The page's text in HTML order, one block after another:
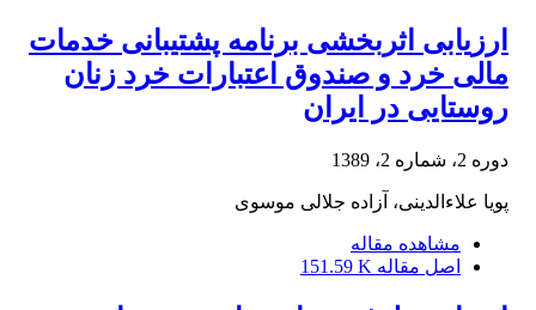
ارزیابی اثربخشی برنامه پشتیبانی خدمات
مالی خرد و صندوق اعتبارات خرد زنان
روستایی در ایران
دوره 2، شماره 2، 1389
پویا علاء‌الدینی، آزاده جلالی موسوی
مشاهده مقاله
اصل مقاله 151.59 K